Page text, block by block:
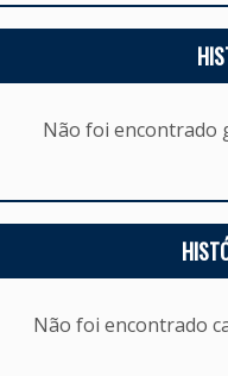
Não foi encontrado
Não foi encontrado